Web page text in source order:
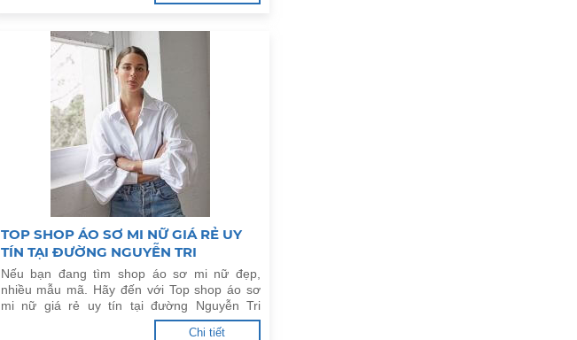
TOP SHOP ÁO SƠ MI NỮ GIÁ RẺ UY
TÍN TẠI ĐƯỜNG NGUYỄN TRI
PHƯƠNG, P.8, Q.10
Nếu bạn đang tìm shop áo sơ mi nữ đẹp,
nhiều mẫu mã. Hãy đến với Top shop áo sơ
mi nữ giá rẻ uy tín tại đường Nguyễn Tri
Phương, P.8, Q.10 dưới đây.
Chi tiết